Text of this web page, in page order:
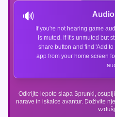
Odkrijte lepoto slapa Sprunki,
narave in iskalce avantur. Doživite
🔊
If you're not hearing game
is muted. If it's unmuted but
share button and find 'Add
app from your home screen